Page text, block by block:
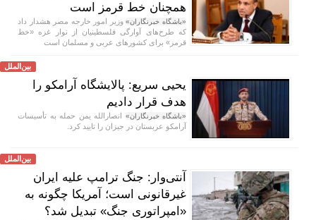
همچنان خط قرمز است
«باشگاه خبرنگاران»وزیر امور خارجه مصر هشدار داد
که طرح‌های آوارگی فلسطینیان از نوار غزه «خط
قرمز» برای کشور‌های عربی و مسلمان است
بین‌الملل
یحیی سریع: پالایشگاه آرامکو را
هدف قرار دادیم
«باشگاه خبرنگاران» انصارالله یمن حمله به تأسیسات
آرامکو عربستان در جیزان را تایید کرد.
بین‌الملل
آنتی‌وار: جنگ ترامپ علیه ایران
غیرقانونی است؛ آمریکا چگونه به
«امپراتوری جنگ» تبدیل شد؟